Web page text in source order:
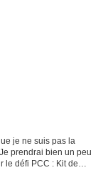
je ne suis pas la
prendrai bien un peu
le défi PCC : Kit de